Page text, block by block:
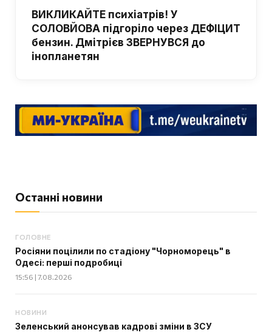
ВИКЛИКАЙТЕ психіатрів! У
СОЛОВЙОВА підгоріло через ДЕФІЦИТ
бензин. Дмітрієв ЗВЕРНУВСЯ до
інопланетян
Останні новини
ГОЛОВНЕ
Росіяни поцілили по стадіону "Чорноморець" в
Одесі: перші подробиці
15:56 | 7.08.2026
НОВИНИ
Зеленський анонсував кадрові зміни в ЗСУ